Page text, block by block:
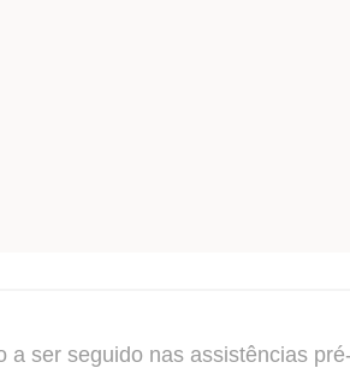
ser seguido nas assistências